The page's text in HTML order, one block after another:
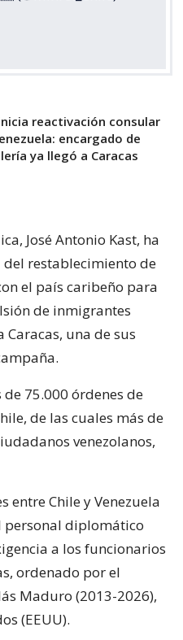
reactivación consular
encargado de
ya llegó a Caracas
José Antonio Kast, ha
restablecimiento de
el país caribeño para
de inmigrantes
una de sus
75.000 órdenes de
de las cuales más de
venezolanos,
entre Chile y Venezuela
personal diplomático
a los funcionarios
ordenado por el
Maduro (2013-2026),
(EEUU).